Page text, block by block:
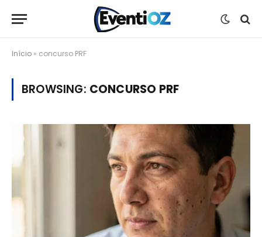
Início » concurso PRF
BROWSING: CONCURSO PRF